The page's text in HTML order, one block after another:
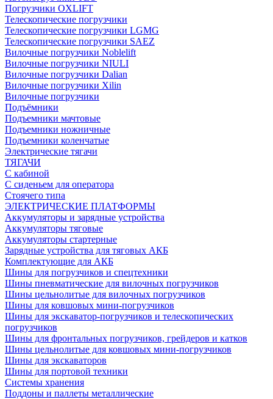
Погрузчики OXLIFT
Телескопические погрузчики
Телескопические погрузчики LGMG
Телескопические погрузчики SAEZ
Вилочные погрузчики Noblelift
Вилочные погрузчики NIULI
Вилочные погрузчики Dalian
Вилочные погрузчики Xilin
Вилочные погрузчики
Подъёмники
Подъемники мачтовые
Подъемники ножничные
Подъемники коленчатые
Электрические тягачи
ТЯГАЧИ
С кабиной
С сиденьем для оператора
Стоячего типа
ЭЛЕКТРИЧЕСКИЕ ПЛАТФОРМЫ
Аккумуляторы и зарядные устройства
Аккумуляторы тяговые
Аккумуляторы стартерные
Зарядные устройства для тяговых АКБ
Комплектующие для АКБ
Шины для погрузчиков и спецтехники
Шины пневматические для вилочных погрузчиков
Шины цельнолитые для вилочных погрузчиков
Шины для ковшовых мини-погрузчиков
Шины для экскаватор-погрузчиков и телескопических
погрузчиков
Шины для фронтальных погрузчиков, грейдеров и катков
Шины цельнолитые для ковшовых мини-погрузчиков
Шины для экскаваторов
Шины для портовой техники
Системы хранения
Поддоны и паллеты металлические